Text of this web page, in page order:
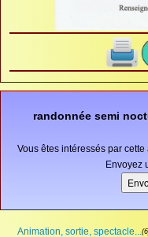
randonnée semi
Vous êtes intéressés par
Envoyez
Animation, sortie, spectacle...